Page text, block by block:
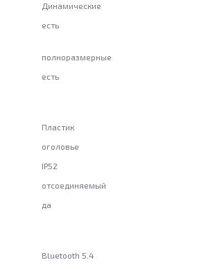
Динамические
есть
полноразмерные
есть
Пластик
оголовье
IP52
отсоединяемый
да
Bluetooth 5.4